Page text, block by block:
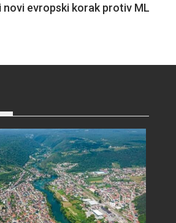
novi evropski korak protiv ML